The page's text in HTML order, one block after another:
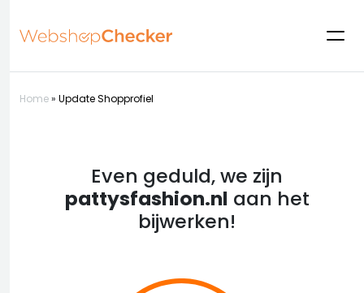
Home» Update Shopprofiel
Even geduld, we zijn
pattysfashion.nl aan het
bijwerken!